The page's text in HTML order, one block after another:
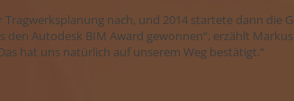
Tragwerksplanung nach, und 2014 startete dann die
den Autodesk BIM Award gewonnen“, erzählt
hat uns natürlich auf unserem Weg bestätigt.“